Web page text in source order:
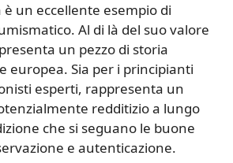
un eccellente esempio di
Al di là del suo valore
un pezzo di storia
europea. Sia per i principianti
esperti, rappresenta un
redditizio a lungo
che si seguano le buone
e autenticazione.